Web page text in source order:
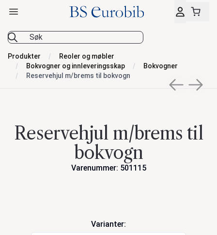
BS Eurobib
Åpne hovedmeny
Produkter
Reoler og møbler
Bokvogner og innleveringsskap
Bokvogner
Reservehjul m/brems til bokvogn
Previous
Next
Reservehjul m/brems til
bokvogn
Varenummer: 501115
Varianter: